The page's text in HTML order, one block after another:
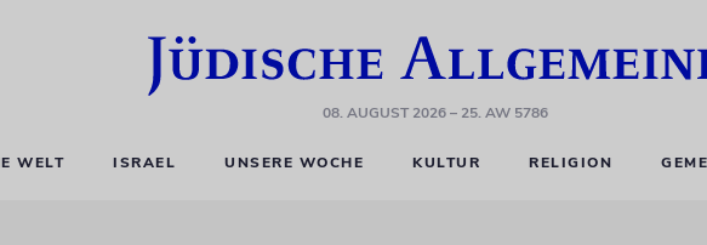
08. AUGUST 2026– 25. AW 5786
WELT ISRAEL UNSERE WOCHE KULTUR RELIGION